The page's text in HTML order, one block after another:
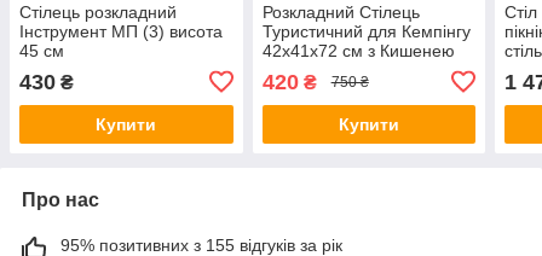
Стілець розкладний
Інструмент МП (3) висота
45 см
430 ₴
Купити
Розкладний Стілець
Туристичний для Кемпінгу
42х41х72 см з Кишенею
420₴ 750 ₴
Купити
1
Про нас
95% позитивних з 155 відгуків за рік